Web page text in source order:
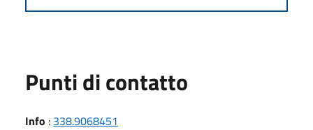
Punti di contatto
Info : 338.9068451